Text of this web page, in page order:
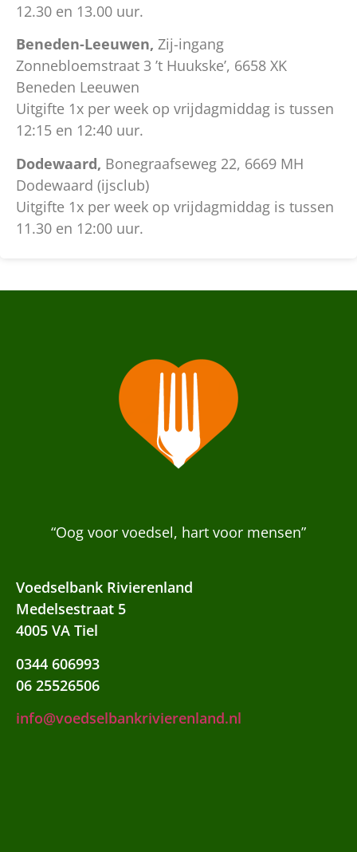
12.30 en 13.00 uur.
Beneden-Leeuwen, Zij-ingang
Zonnebloemstraat 3 ’t Huukske’, 6658 XK
Beneden Leeuwen
Uitgifte 1x per week op vrijdagmiddag is tussen
12:15 en 12:40 uur.
Dodewaard, Bonegraafseweg 22, 6669 MH
Dodewaard (ijsclub)
Uitgifte 1x per week op vrijdagmiddag is tussen
11.30 en 12:00 uur.
“Oog voor voedsel, hart voor mensen”
Voedselbank Rivierenland
Medelsestraat 5
4005 VA Tiel
0344 606993
06 25526506
info@voedselbankrivierenland.nl